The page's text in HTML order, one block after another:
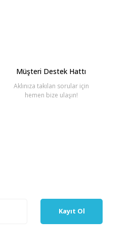
Müşteri Destek Hattı
Aklınıza takılan sorular için
hemen bize ulaşın!
Kayıt Ol